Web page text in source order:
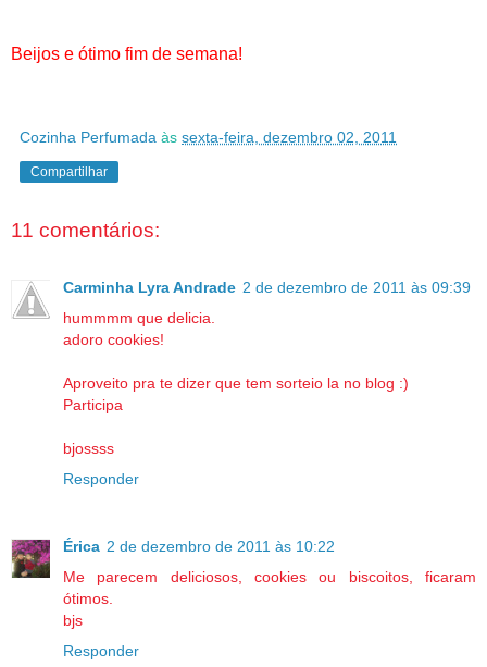
Beijos e ótimo fim de semana!
Cozinha Perfumada às sexta-feira, dezembro 02, 2011
Compartilhar
11 comentários:
Carminha Lyra Andrade 2 de dezembro de 2011 às 09:39
hummmm que delicia.
adoro cookies!
Aproveito pra te dizer que tem sorteio la no blog :)
Participa
bjossss
Responder
Érica 2 de dezembro de 2011 às 10:22
Me parecem deliciosos, cookies ou biscoitos, ficaram
ótimos.
bjs
Responder